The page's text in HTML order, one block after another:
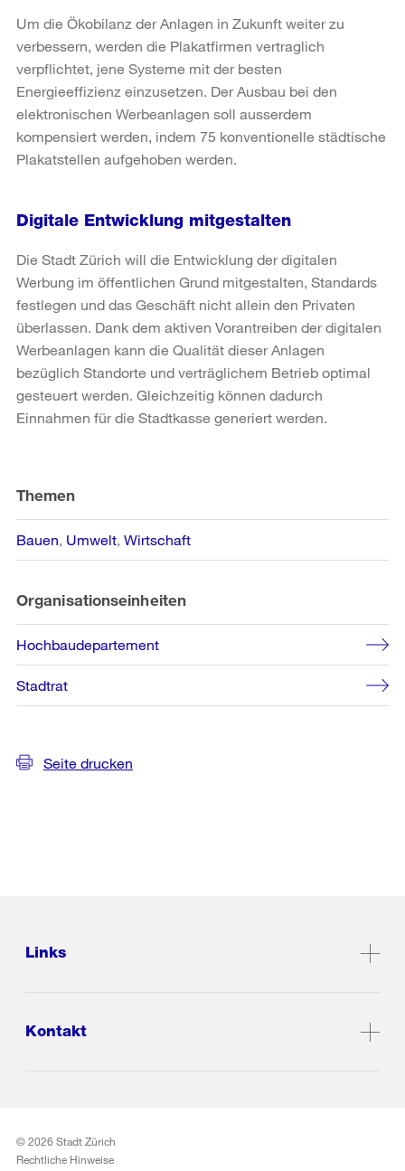
Um die Ökobilanz der Anlagen in Zukunft weiter zu
verbessern, werden die Plakatfirmen vertraglich
verpflichtet, jene Systeme mit der besten
Energieeffizienz einzusetzen. Der Ausbau bei den
elektronischen Werbeanlagen soll ausserdem
kompensiert werden, indem 75 konventionelle städtische
Plakatstellen aufgehoben werden.
Digitale Entwicklung mitgestalten
Die Stadt Zürich will die Entwicklung der digitalen
Werbung im öffentlichen Grund mitgestalten, Standards
festlegen und das Geschäft nicht allein den Privaten
überlassen. Dank dem aktiven Vorantreiben der digitalen
Werbeanlagen kann die Qualität dieser Anlagen
bezüglich Standorte und verträglichem Betrieb optimal
gesteuert werden. Gleichzeitig können dadurch
Einnahmen für die Stadtkasse generiert werden.
Informationen
Themen
Bauen Umwelt Wirtschaft
Organisationseinheiten
Hochbaudepartement
Stadtrat
Seite drucken
Links
Kontakt
© 2026 Stadt Zürich
Rechtliche Hinweise